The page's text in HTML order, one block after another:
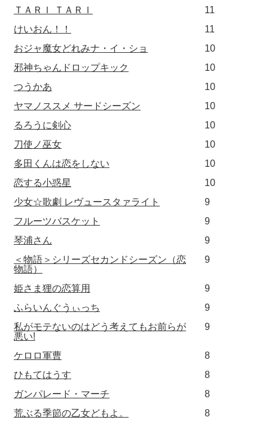
ＴＡＲＩ ＴＡＲＩ
11
けいおん！！
11
おジャ魔女どれみナ・イ・ショ
10
邪神ちゃんドロップキック
10
つうかあ
10
ヤマノススメ サードシーズン
10
るろうに剣心
10
刀使ノ巫女
10
多田くんは恋をしない
10
恋する小惑星
10
少女☆歌劇 レヴュースタァライト
9
フルーツバスケット
9
琴浦さん
9
＜物語＞シリーズセカンドシーズン（恋
物語）
9
姫さま狸の恋算用
9
ふらいんぐうぃっち
9
私がモテないのはどう考えてもお前らが
悪い!
9
ケロロ軍曹
8
ひもてはうす
8
ガンパレード・マーチ
8
荒ぶる季節の乙女どもよ。
8